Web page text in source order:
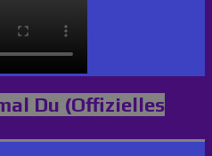
Du (Offizielles